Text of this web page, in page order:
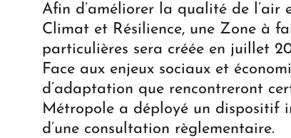
Afin d’améliorer la qualité de
Climat et Résilience, une Zone à
particulières sera créée en juillet
Face aux enjeux sociaux et
d’adaptation que rencontreront
Métropole a déployé un dispositif
d’une consultation règlementaire.